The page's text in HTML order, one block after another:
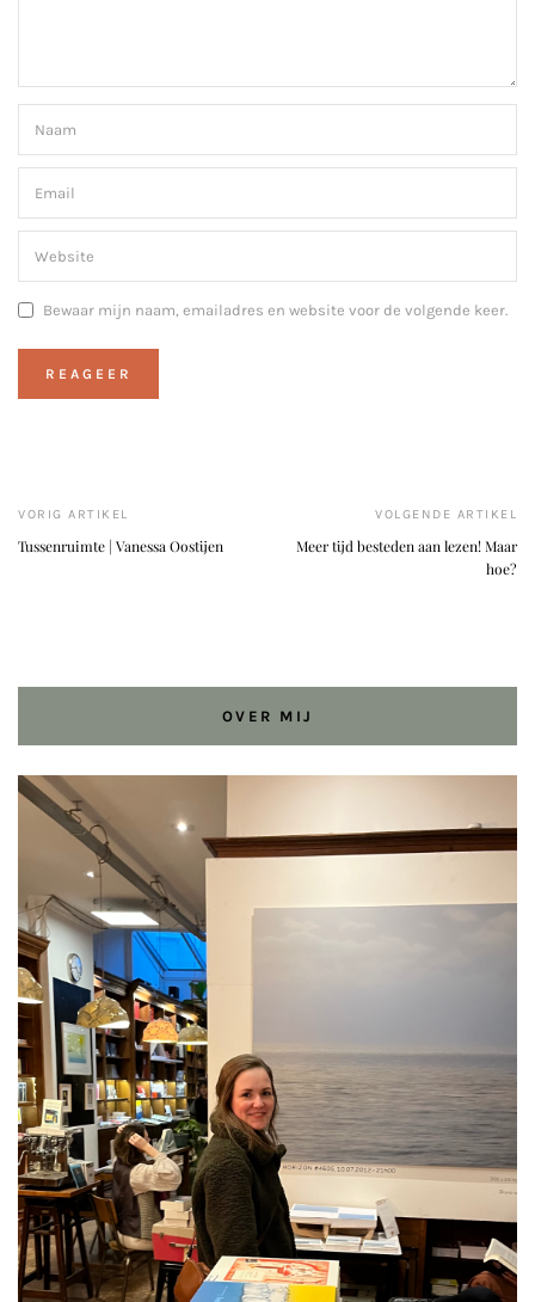
Bewaar mijn naam, emailadres en website voor de volgende keer.
VORIG ARTIKEL
Tussenruimte | Vanessa Oostijen
VOLGENDE ARTIKEL
Meer tijd besteden aan lezen! Maar
hoe?
OVER MIJ